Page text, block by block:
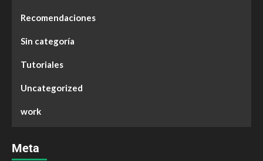
Recomendaciones
Sin categoría
Tutoriales
Uncategorized
work
Meta